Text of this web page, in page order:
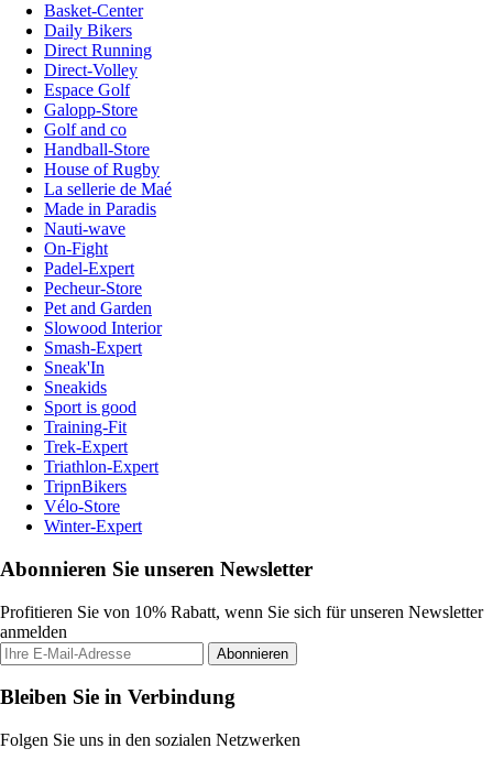
Basket-Center
Daily Bikers
Direct Running
Direct-Volley
Espace Golf
Galopp-Store
Golf and co
Handball-Store
House of Rugby
La sellerie de Maé
Made in Paradis
Nauti-wave
On-Fight
Padel-Expert
Pecheur-Store
Pet and Garden
Slowood Interior
Smash-Expert
Sneak'In
Sneakids
Sport is good
Training-Fit
Trek-Expert
Triathlon-Expert
TripnBikers
Vélo-Store
Winter-Expert
Abonnieren Sie unseren Newsletter
Profitieren Sie von 10% Rabatt, wenn Sie sich für unseren Newsletter
anmelden
Abonnieren
Bleiben Sie in Verbindung
Folgen Sie uns in den sozialen Netzwerken